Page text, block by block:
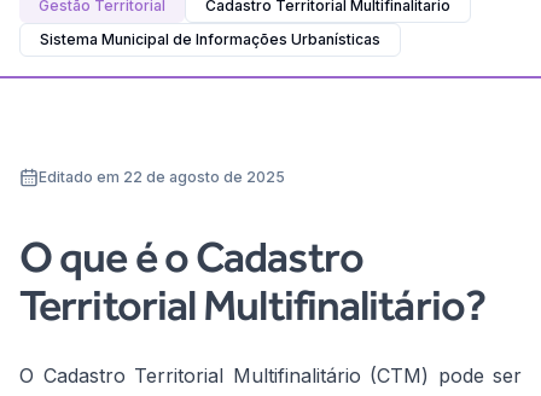
Gestão Territorial
Cadastro Territorial Multifinalitario
Sistema Municipal de Informações Urbanísticas
Editado em 22 de agosto de 2025
O que é o Cadastro
Territorial Multifinalitário?
O Cadastro Territorial Multifinalitário (CTM) pode ser